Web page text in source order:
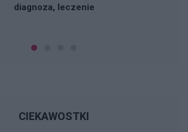
diagnoza, leczenie
CIEKAWOSTKI